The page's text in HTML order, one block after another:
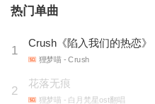
热门单曲
1
Crush《陷入我们的热恋》
狸梦喵 - Crush
2
花落无痕
狸梦喵 - 白月梵星ost翻唱